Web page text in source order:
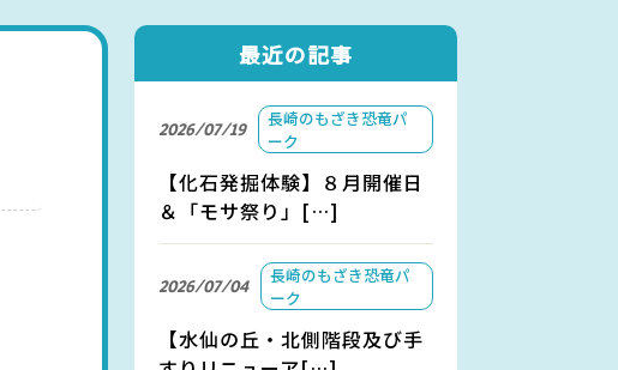
最近の記事
2026/07/19
長崎のもざき恐竜パ
ーク
【化石発掘体験】８月開催日
＆「モサ祭り」[…]
2026/07/04
長崎のもざき恐竜パ
ーク
【水仙の丘・北側階段及び手